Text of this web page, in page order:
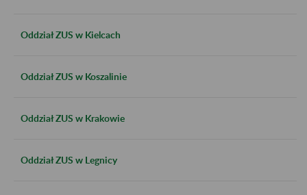
Oddział ZUS w Kielcach
Oddział ZUS w Koszalinie
Oddział ZUS w Krakowie
Oddział ZUS w Legnicy